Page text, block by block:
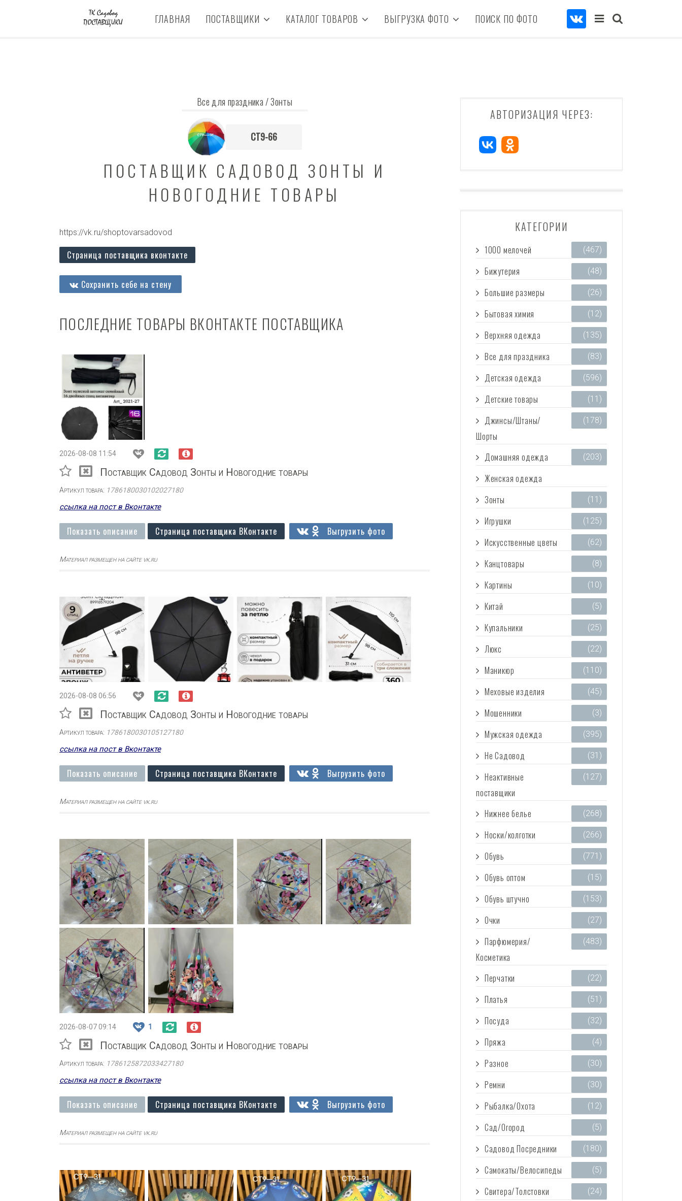
ГЛАВНАЯ ПОСТАВЩИКИ КАТАЛОГ ТОВАРОВ ВЫГРУЗКА ФОТО ПОИСК ПО ФОТО
Все для праздника/Зонты
СТ9-66
ПОСТАВЩИК САДОВОД ЗОНТЫ И
НОВОГОДНИЕ ТОВАРЫ
https://vk.ru/shoptovarsadovod
Страница поставщика вконтакте
Сохранить себе на стену
ПОСЛЕДНИЕ ТОВАРЫ ВКОНТАКТЕ ПОСТАВЩИКА
2026-08-08 11:54
Поставщик Садовод Зонты и Новогодние товары
Артикул товара: 1786180030102027180
ссылка на пост в Вконтакте
Показать описание Страница поставщика ВКонтакте Выгрузить фото
Материал размещен на сайте vk.ru
2026-08-08 06:56
Поставщик Садовод Зонты и Новогодние товары
Артикул товара: 1786180030105127180
ссылка на пост в Вконтакте
Показать описание Страница поставщика ВКонтакте Выгрузить фото
Материал размещен на сайте vk.ru
2026-08-07 09:14 1
Поставщик Садовод Зонты и Новогодние товары
Артикул товара: 1786125872033427180
ссылка на пост в Вконтакте
Показать описание Страница поставщика ВКонтакте Выгрузить фото
Материал размещен на сайте vk.ru
АВТОРИЗАЦИЯ ЧЕРЕЗ:
КАТЕГОРИИ
1000 мелочей (467)
Бижутерия (48)
Большие размеры (26)
Бытовая химия (12)
Верхняя одежда (135)
Все для праздника (83)
Детская одежда (596)
Детские товары (11)
Джинсы/Штаны/
Шорты
(178)
Домашняя одежда (203)
Женская одежда
Зонты (11)
Игрушки (125)
Искусственные цветы (62)
Канцтовары (8)
Картины (10)
Китай (5)
Купальники (25)
Люкс (22)
Маникюр (110)
Меховые изделия (45)
Мошенники (3)
Мужская одежда (395)
Не Садовод (31)
Неактивные
поставщики
(127)
Нижнее белье (268)
Носки/колготки (266)
Обувь (771)
Обувь оптом (15)
Обувь штучно (153)
Очки (27)
Парфюмерия/
Косметика
(483)
Перчатки (22)
Платья (51)
Посуда (32)
Пряжа (4)
Разное (30)
Ремни (30)
Рыбалка/Охота (12)
Сад/Огород (5)
Садовод Посредники (180)
Самокаты/Велосипеды (5)
Свитера/Толстовки (24)